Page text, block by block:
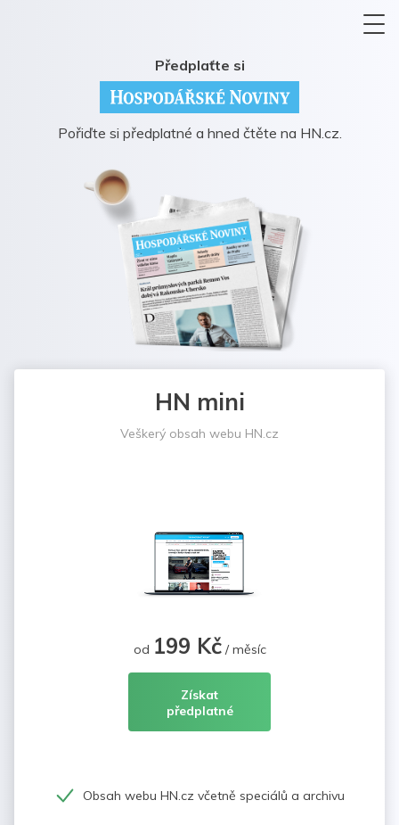
Předplaťte si
Pořiďte si předplatné a hned čtěte na HN.cz.
HN mini
Veškerý obsah webu HN.cz
od 199 Kč/ měsíc
Získat
předplatné
Obsah webu HN.cz včetně speciálů a archivu